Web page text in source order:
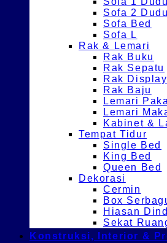
Sofa 2
Sofa Bed
Sofa L
Rak & Lemari
Rak Buku
Rak Sepatu
Rak Display
Rak Baju
Lemari
Lemari
Kabinet &
Tempat Tidur
Single Bed
King Bed
Queen Bed
Dekorasi
Cermin
Box
Hiasan
Sekat
Konstruksi, Interior &